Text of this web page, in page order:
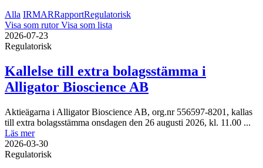
Alla IRMARRapportRegulatorisk
Visa som rutor Visa som lista
2026-07-23
Regulatorisk
Kallelse till extra bolagsstämma i
Alligator Bioscience AB
Aktieägarna i Alligator Bioscience AB, org.nr 556597-8201, kallas
till extra bolagsstämma onsdagen den 26 augusti 2026, kl. 11.00 ...
Läs mer
2026-03-30
Regulatorisk